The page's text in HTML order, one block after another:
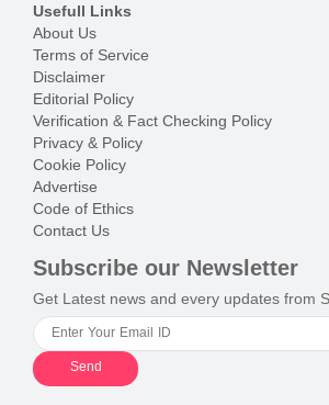
Usefull Links
About Us
Terms of Service
Disclaimer
Editorial Policy
Verification & Fact Checking Policy
Privacy & Policy
Cookie Policy
Advertise
Code of Ethics
Contact Us
Subscribe our Newsletter
Get Latest news and every updates from
Send